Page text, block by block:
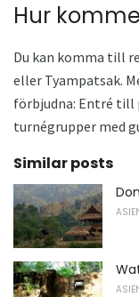
Hur
Du kan komma till
eller Tyampatsak.
förbjudna: Entré
turnégrupper med
Similar posts